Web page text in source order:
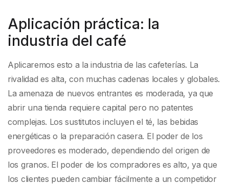
Aplicación práctica: la
industria del café
Aplicaremos esto a la industria de las cafeterías. La
rivalidad es alta, con muchas cadenas locales y globales.
La amenaza de nuevos entrantes es moderada, ya que
abrir una tienda requiere capital pero no patentes
complejas. Los sustitutos incluyen el té, las bebidas
energéticas o la preparación casera. El poder de los
proveedores es moderado, dependiendo del origen de
los granos. El poder de los compradores es alto, ya que
los clientes pueden cambiar fácilmente a un competidor